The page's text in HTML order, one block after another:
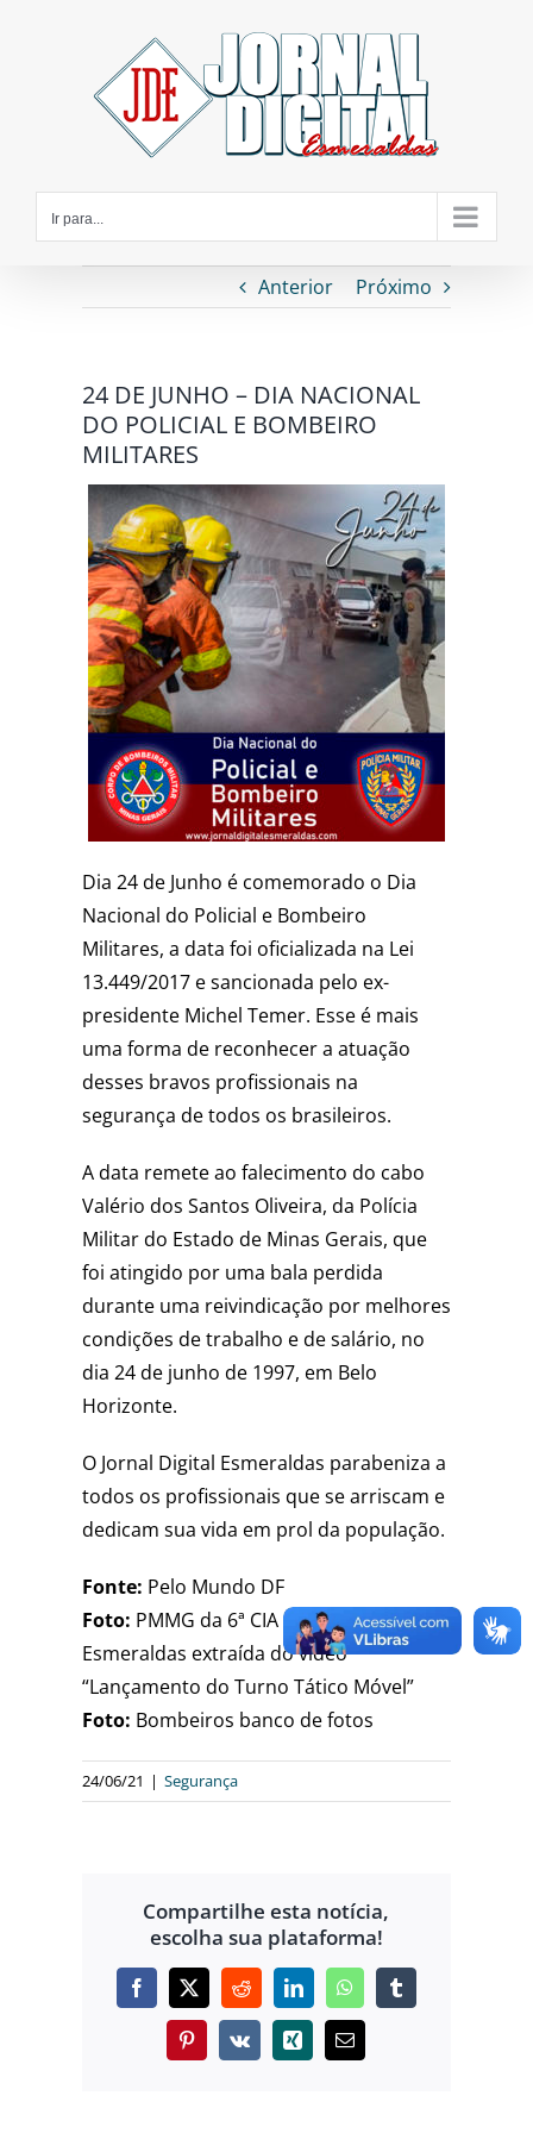
Ir para...
Anterior Próximo
24 DE JUNHO – DIA NACIONAL
DO POLICIAL E BOMBEIRO
MILITARES
Dia 24 de Junho é comemorado o Dia
Nacional do Policial e Bombeiro
Militares, a data foi oficializada na Lei
13.449/2017 e sancionada pelo ex-
presidente Michel Temer. Esse é mais
uma forma de reconhecer a atuação
desses bravos profissionais na
segurança de todos os brasileiros.
A data remete ao falecimento do cabo
Valério dos Santos Oliveira, da Polícia
Militar do Estado de Minas Gerais, que
foi atingido por uma bala perdida
durante uma reivindicação por melhores
condições de trabalho e de salário, no
dia 24 de junho de 1997, em Belo
Horizonte.
O Jornal Digital Esmeraldas parabeniza a
todos os profissionais que se arriscam e
dedicam sua vida em prol da população.
Fonte: Pelo Mundo DF
Foto: PMMG da 6ª CIA IND de
Esmeraldas extraída do vídeo
“Lançamento do Turno Tático Móvel”
Foto: Bombeiros banco de fotos
24/06/21 | Segurança
Compartilhe esta notícia,
escolha sua plataforma!
Facebook
X RedditLinkedInWhatsAppTumblr
Pinterest
Vk Xing
E-
mail